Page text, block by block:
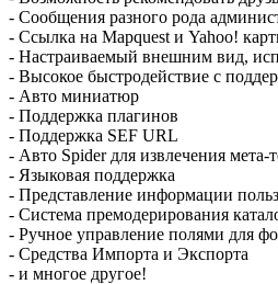
- Сообщения разного рода
- Ссылка на Mapquest и Yahoo!
- Настраиваемый внешним вид,
- Высокое быстродействие с
- Авто миниатюр
- Поддержка плагинов
- Поддержка SEF URL
- Авто Spider для извлечения мета-
- Языковая поддержка
- Представление информации
- Система премодерирования
- Ручное управление полями для
- Средства Импорта и Экспорта
- и многое другое!